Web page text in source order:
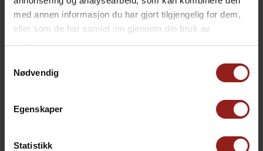
med annen informasjon du har gjort tilgjengelig for dem,
eller som de har samlet inn gjennom din bruk av
Nødvendig
Egenskaper
Statistikk